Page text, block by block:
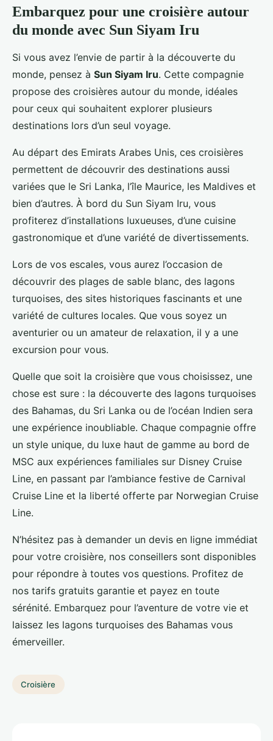
Embarquez pour une croisière autour
du monde avec Sun Siyam Iru
Si vous avez l’envie de partir à la découverte du
monde, pensez à Sun Siyam Iru. Cette compagnie
propose des croisières autour du monde, idéales
pour ceux qui souhaitent explorer plusieurs
destinations lors d’un seul voyage.
Au départ des Emirats Arabes Unis, ces croisières
permettent de découvrir des destinations aussi
variées que le Sri Lanka, l’île Maurice, les Maldives et
bien d’autres. À bord du Sun Siyam Iru, vous
profiterez d’installations luxueuses, d’une cuisine
gastronomique et d’une variété de divertissements.
Lors de vos escales, vous aurez l’occasion de
découvrir des plages de sable blanc, des lagons
turquoises, des sites historiques fascinants et une
variété de cultures locales. Que vous soyez un
aventurier ou un amateur de relaxation, il y a une
excursion pour vous.
Quelle que soit la croisière que vous choisissez, une
chose est sure : la découverte des lagons turquoises
des Bahamas, du Sri Lanka ou de l’océan Indien sera
une expérience inoubliable. Chaque compagnie offre
un style unique, du luxe haut de gamme au bord de
MSC aux expériences familiales sur Disney Cruise
Line, en passant par l’ambiance festive de Carnival
Cruise Line et la liberté offerte par Norwegian Cruise
Line.
N’hésitez pas à demander un devis en ligne immédiat
pour votre croisière, nos conseillers sont disponibles
pour répondre à toutes vos questions. Profitez de
nos tarifs gratuits garantie et payez en toute
sérénité. Embarquez pour l’aventure de votre vie et
laissez les lagons turquoises des Bahamas vous
émerveiller.
Croisière